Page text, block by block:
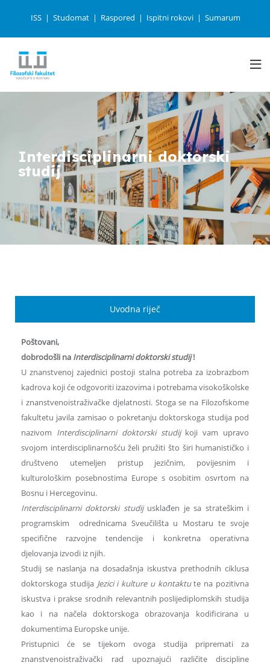
ISS Studomat Raspored Ispitni rokovi Sumarum
Interdisciplinarni doktorski
studij
Uvodna riječ
Poštovani,
dobrodošli na Interdisciplinarni doktorski studij!
U znanstvenoj zajednici postoji stalna potreba za izobrazbom
kadrova koji će odgovoriti izazovima i potrebama visokoškolske
i znanstvenoistraživačke djelatnosti. Stoga se na Filozofskome
fakultetu javila zamisao o pokretanju doktorskoga studija pod
nazivom Interdisciplinarni doktorski studij koji vam upravo
svojom interdisciplinarnošću želi pružiti što širi humanističko i
društveno utemeljen pristup jezičnim, povijesnim i
kulturološkim posebnostima Europe s osobitim osvrtom na
Bosnu i Hercegovinu.
Interdisciplinarni doktorski studij usklađen je sa strateškim i
programskim odrednicama Sveučilišta u Mostaru te svoje
specifične razvojne tendencije i konkretna operativna
djelovanja izvodi iz njih.
Studij se naslanja na dosadašnja iskustva prethodnih ciklusa
doktorskoga studija Jezici i kulture u kontaktute na pozitivna
iskustva i prakse srodnih relevantnih poslijediplomskih studija
kao i na načela doktorskoga obrazovanja kodificirana u
dokumentima Europske unije.
Pristupnici će se tijekom ovoga studija pripremati za
znanstvenoistraživački rad upoznajući različite discipline